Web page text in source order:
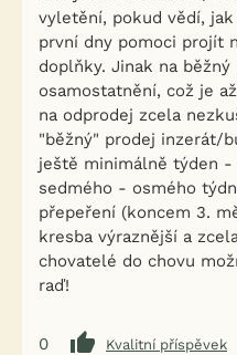
vyletění, pokud vědí,
první dny pomoci projít
doplňky. Jinak na
osamostatnění, což je
na odprodej zcela
"běžný" prodej inzerát/
ještě minimálně týden -
sedmého - osmého
přepeření (koncem 3.
kresba výraznější a
chovatelé do chovu
raď!
0
Kvalitní příspěvek